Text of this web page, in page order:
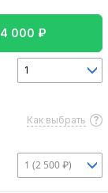
4 000 ₽
1
Как выбрать
1 (2 500 ₽)